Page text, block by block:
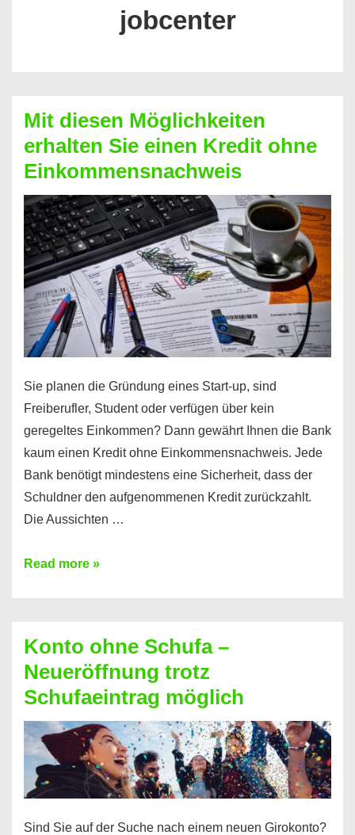
jobcenter
Mit diesen Möglichkeiten
erhalten Sie einen Kredit ohne
Einkommensnachweis
Sie planen die Gründung eines Start-up, sind
Freiberufler, Student oder verfügen über kein
geregeltes Einkommen? Dann gewährt Ihnen die Bank
kaum einen Kredit ohne Einkommensnachweis. Jede
Bank benötigt mindestens eine Sicherheit, dass der
Schuldner den aufgenommenen Kredit zurückzahlt.
Die Aussichten …
Mit
Sie
einen
Kredit
ohne
Einkommensnachweis
Read more »
Konto ohne Schufa –
Neueröffnung trotz
Schufaeintrag möglich
Sind Sie auf der Suche nach einem neuen Girokonto?